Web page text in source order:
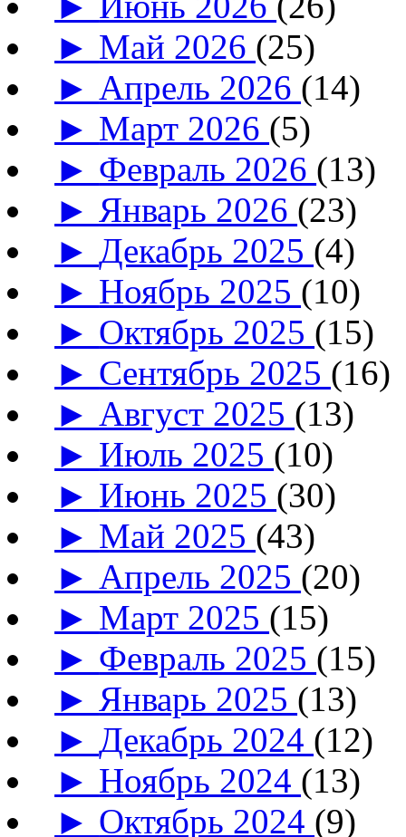
► Май 2026 (25)
► Апрель 2026 (14)
► Март 2026 (5)
► Февраль 2026 (13)
► Январь 2026 (23)
►Декабрь 2025 (4)
► Ноябрь 2025 (10)
► Октябрь 2025 (15)
► Сентябрь 2025 (16)
► Август 2025 (13)
► Июль 2025 (10)
► Июнь 2025 (30)
► Май 2025 (43)
► Апрель 2025 (20)
► Март 2025 (15)
► Февраль 2025 (15)
► Январь 2025 (13)
►Декабрь 2024 (12)
► Ноябрь 2024 (13)
► Октябрь 2024 (9)